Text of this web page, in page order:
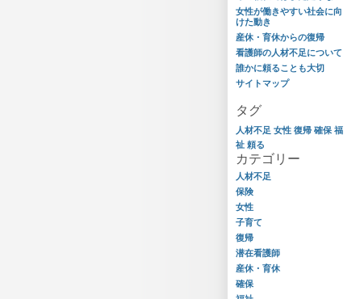
女性が働きやすい社会に向
けた動き
産休・育休からの復帰
看護師の人材不足について
誰かに頼ることも大切
サイトマップ
タグ
人材不足 女性 復帰 確保 福
祉 頼る
カテゴリー
人材不足
保険
女性
子育て
復帰
潜在看護師
産休・育休
確保